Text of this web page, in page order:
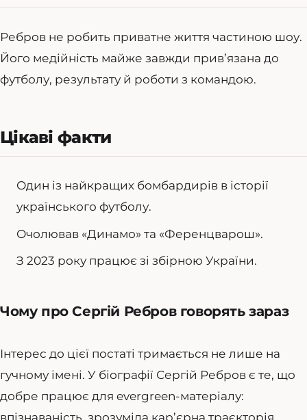
Ребров не робить приватне життя частиною шоу.
Його медійність майже завжди прив’язана до
футболу, результату й роботи з командою.
Цікаві факти
Один із найкращих бомбардирів в історії
українського футболу.
Очолював «Динамо» та «Ференцварош».
З 2023 року працює зі збірною України.
Чому про Сергій Ребров говорять зараз
Інтерес до цієї постаті тримається не лише на
гучному імені. У біографії Сергій Ребров є те, що
добре працює для evergreen-матеріалу:
впізнаваність, зрозуміла кар’єрна траєкторія,